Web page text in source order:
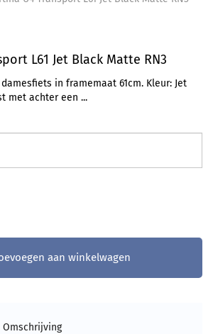
L61 Jet Black Matte RN3
in framemaat 61cm. Kleur: Jet
met achter een ...
aan winkelwagen
Omschrijving